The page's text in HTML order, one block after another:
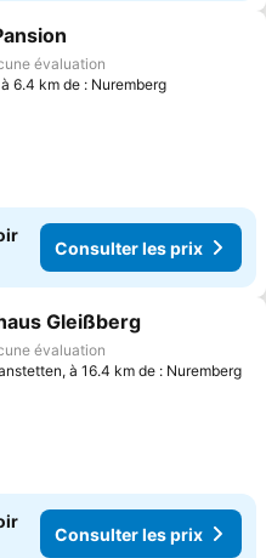
à mes favoris
évaluation
6.4 km de : Nuremberg
Consulter les prix
à mes favoris
Gleißberg
évaluation
à 16.4 km de : Nuremberg
Consulter les prix